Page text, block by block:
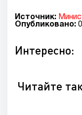
Источник:
Опубликовано:
Интересно:
Читайте